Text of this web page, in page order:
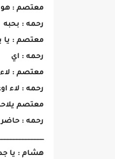
معتصم : هو
رحمه : بحبه
معتصم : يا
رحمه : اي
معتصم : لاء
رحمه : لاء
معتصم
رحمه : حاضر
هشام : يا